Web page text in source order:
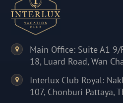
Main Office: Suite A1
18, Luard Road, Wan
Interlux Club Royal:
107, Chonburi Pattaya,